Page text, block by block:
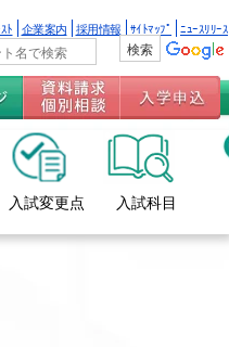
ﾄ 企業案内 採用情報 ｻｲﾄﾏｯﾌﾟ ﾆｭｰｽﾘﾘｰｽ
入試変更点 入試科目